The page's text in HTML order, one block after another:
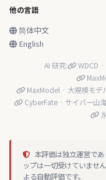
他の言語
简体中文
English
AI 研究:
WDCD ·
MaxModel · 大規模モデ
CyberFate · サイバー山
本評価は独立運営で
ップは一切受けていませ
よる自動評価です。